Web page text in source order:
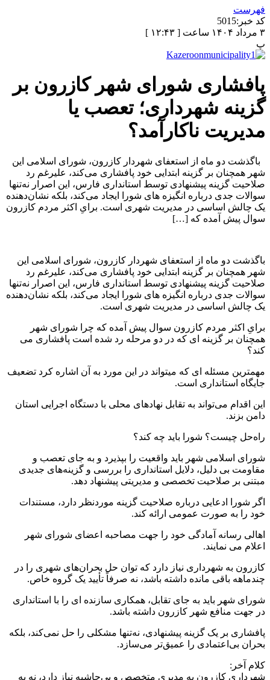
فهرست
کد خبر:5015
۳ مرداد ۱۴۰۴ ساعت [ ۱۲:۴۳ ]
پ
پافشاری شورای شهر کازرون بر
گزینه شهرداری؛ تعصب یا
مدیریت ناکارآمد؟
باگذشت دو ماه از استعفای شهردار کازرون، شورای اسلامی این
شهر همچنان بر گزینه ابتدایی خود پافشاری می‌کند، علیرغم رد
صلاحیت گزینه پیشنهادی توسط استانداری فارس، این اصرار نه‌تنها
سوالات جدی درباره انگیزه‌ های شورا ایجاد می‌کند، بلکه نشان‌دهنده
یک چالش اساسی در مدیریت شهری است. برایِ اکثر مردم کازرون
سوال پیش آمده که […]
باگذشت دو ماه از استعفای شهردار کازرون، شورای اسلامی این
شهر همچنان بر گزینه ابتدایی خود پافشاری می‌کند، علیرغم رد
صلاحیت گزینه پیشنهادی توسط استانداری فارس، این اصرار نه‌تنها
سوالات جدی درباره انگیزه‌ های شورا ایجاد می‌کند، بلکه نشان‌دهنده
یک چالش اساسی در مدیریت شهری است.
برایِ اکثر مردم کازرون سوال پیش آمده که چرا شورای شهر
همچنان بر گزینه ای که در دو مرحله رد شده است پافشاری می
کند؟
مهمترین مسئله ای که میتواند در این مورد به آن اشاره کرد تضعیف
جایگاه استانداری است.
این اقدام می‌تواند به تقابل نهادهای محلی با دستگاه اجرایی استان
دامن بزند.
راه‌حل چیست؟ شورا باید چه کند؟
شورای اسلامی شهر باید واقعیت را بپذیرد و به جای تعصب و
مقاومت بی‌ دلیل، دلایل استانداری را بررسی و گزینه‌های جدیدی
مبتنی بر صلاحیت تخصصی و مدیریتی پیشنهاد دهد.
اگر شورا ادعایی درباره صلاحیت گزینه موردنظر دارد، مستندات
خود را به صورت عمومی ارائه کند.
اهالی رسانه آمادگی خود را جهت مصاحبه اعضای شورای شهر
اعلام می نمایند.
کازرون به شهرداری نیاز دارد که توان حل بحران‌های شهری را در
چندماهه باقی مانده داشته باشد، نه صرفاً تأیید یک گروه خاص.
شورای شهر باید به جای تقابل، همکاری سازنده ای را با استانداری
در جهت منافع شهر کازرون داشته باشد.
پافشاری بر یک گزینه پیشنهادی، نه‌تنها مشکلی را حل نمی‌کند، بلکه
بحران بی‌اعتمادی را عمیق‌تر می‌سازد.
کلام آخر:
شهرداری کازرون به مدیری متخصص و بی‌حاشیه نیاز دارد، نه به